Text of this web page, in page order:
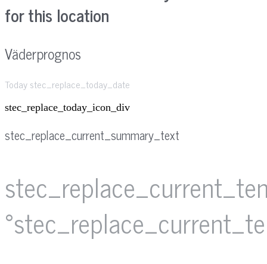
for this location
Väderprognos
Today stec_replace_today_date
stec_replace_today_icon_div
stec_replace_current_summary_text